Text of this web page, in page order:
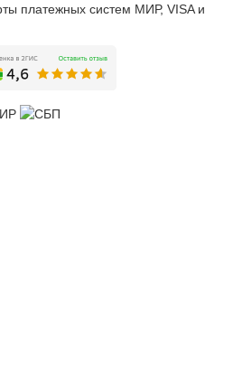
платежных систем МИР, VISA и